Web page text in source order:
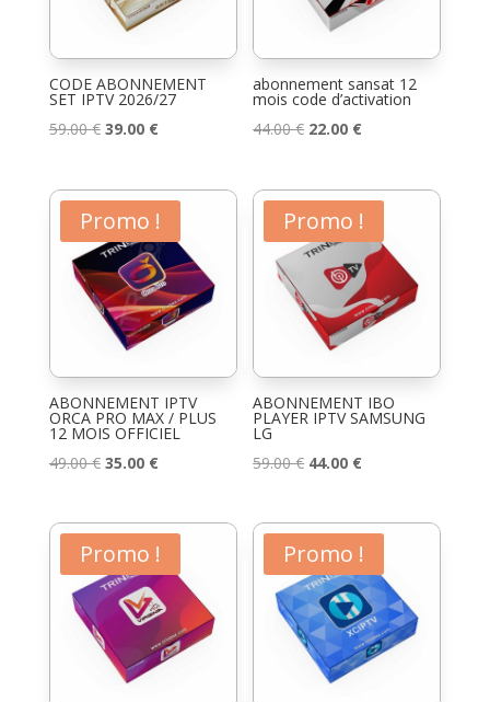
CODE ABONNEMENT
SET IPTV 2026/27
59.00€ Le
initial
était :
59.00 €.
39.00 €Le
actuel
est :
39.00 €.
abonnement sansat 12
mois code d’activation
44.00€ Le
initial
était :
44.00 €.
22.00 €Le
actuel
est :
22.00 €.
Promo !
ABONNEMENT IPTV
ORCA PRO MAX / PLUS
12 MOIS OFFICIEL
49.00€ Le
initial
était :
49.00 €.
35.00 €Le
actuel
est :
35.00 €.
Promo !
ABONNEMENT IBO
PLAYER IPTV SAMSUNG
LG
59.00€ Le
initial
était :
59.00 €.
44.00 €Le
actuel
est :
44.00 €.
Promo ! Promo !